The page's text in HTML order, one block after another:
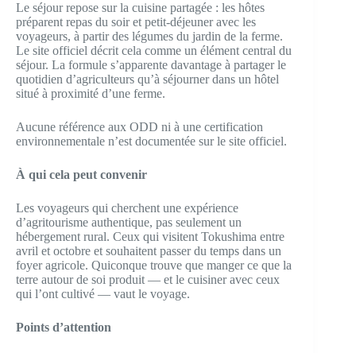
Le séjour repose sur la cuisine partagée : les hôtes
préparent repas du soir et petit-déjeuner avec les
voyageurs, à partir des légumes du jardin de la ferme.
Le site officiel décrit cela comme un élément central du
séjour. La formule s’apparente davantage à partager le
quotidien d’agriculteurs qu’à séjourner dans un hôtel
situé à proximité d’une ferme.
Aucune référence aux ODD ni à une certification
environnementale n’est documentée sur le site officiel.
À qui cela peut convenir
Les voyageurs qui cherchent une expérience
d’agritourisme authentique, pas seulement un
hébergement rural. Ceux qui visitent Tokushima entre
avril et octobre et souhaitent passer du temps dans un
foyer agricole. Quiconque trouve que manger ce que la
terre autour de soi produit — et le cuisiner avec ceux
qui l’ont cultivé — vaut le voyage.
Points d’attention